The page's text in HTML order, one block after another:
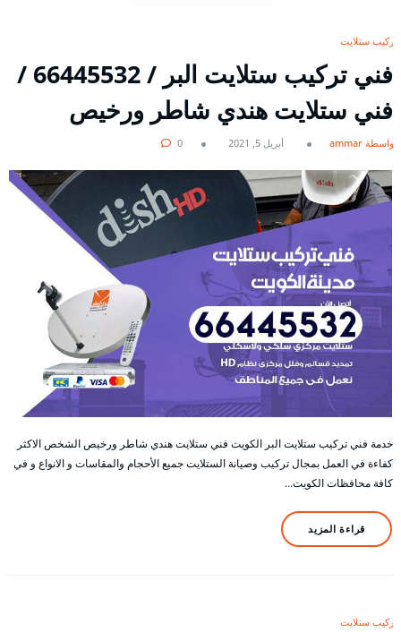
تركيب ستلايت
فني تركيب ستلايت البر / 66445532 /
فني ستلايت هندي شاطر ورخيص
بواسطة ammar أبريل 5, 2021 0
خدمة فني تركيب ستلايت البر الكويت فني ستلايت هندي شاطر ورخيص الشخص الاكثر
كفاءة في العمل بمجال تركيب وصيانة الستلايت جميع الأحجام والمقاسات و الانواع و في
كافة محافظات الكويت…
قراءة المزيد
تركيب ستلايت